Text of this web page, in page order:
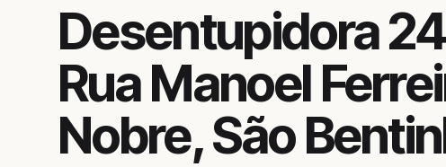
Desentupidora
Rua Manoel
Nobre, São